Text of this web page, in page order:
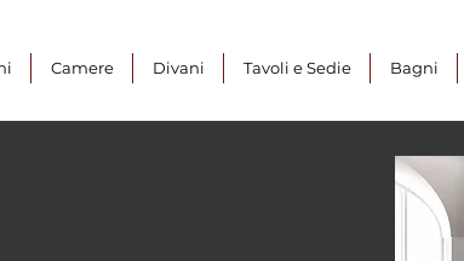
Camere Divani Tavoli e Sedie Bagni